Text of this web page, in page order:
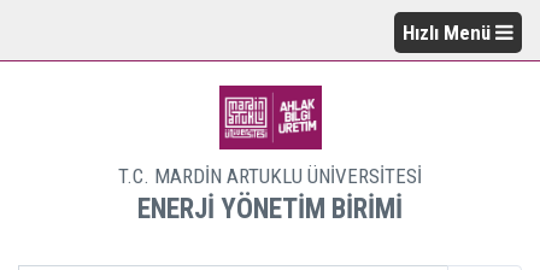
Hızlı Menü
T.C. MARDİN ARTUKLU ÜNİVERSİTESİ
ENERJİ YÖNETİM BİRİMİ